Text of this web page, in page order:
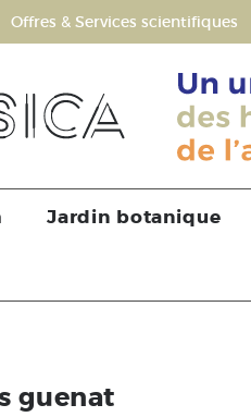
Offres & Services scientifiques
Jardin botanique
guenat